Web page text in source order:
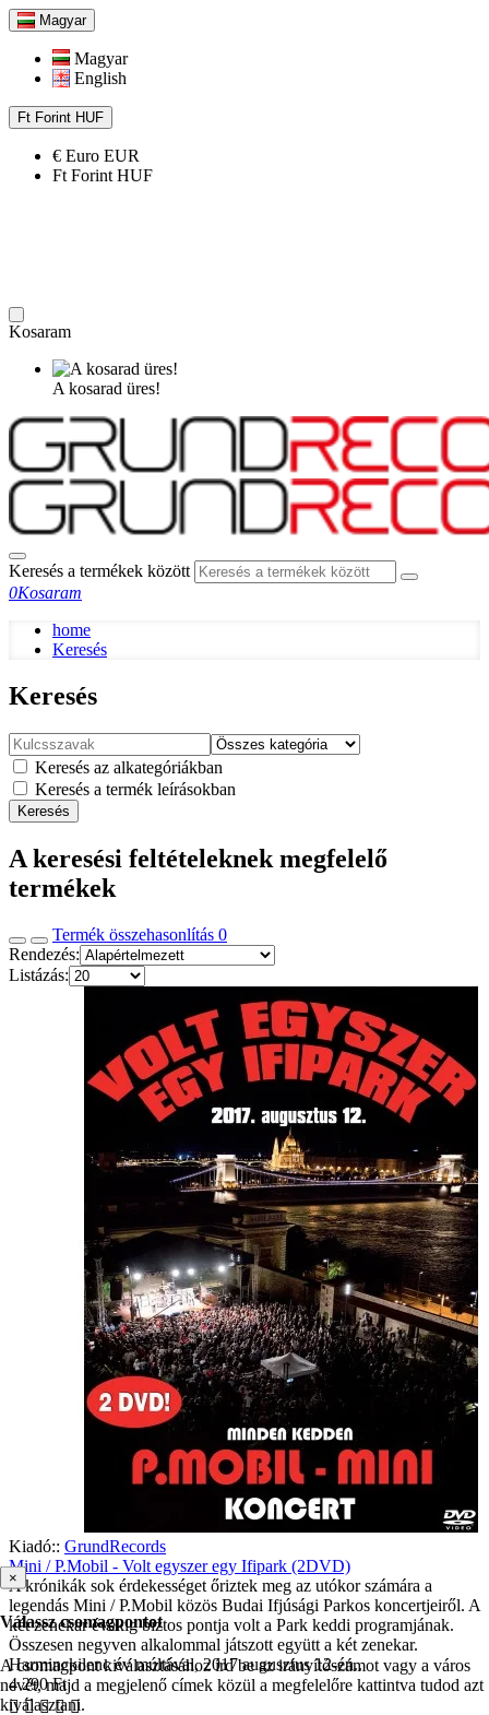
Magyar
Magyar
English
Ft Forint HUF
€ Euro EUR
Ft Forint HUF
Kosaram
A kosarad üres!
Keresés a termékek között
0Kosaram
home
Keresés
Keresés
Keresés az alkategóriákban
Keresés a termék leírásokban
Keresés
A keresési feltételeknek megfelelő
termékek
Termék összehasonlítás 0
Rendezés:
Listázás:
Kiadó:: GrundRecords
Mini / P.Mobil - Volt egyszer egy Ifipark (2DVD)
A krónikák sok érdekességet őriztek meg az utókor számára a
legendás Mini / P.Mobil közös Budai Ifjúsági Parkos koncertjeiről. A
két zenekar évekig biztos pontja volt a Park keddi programjának.
Összesen negyven alkalommal játszott együtt a két zenekar.
Harminckilenc év múltával, 2017 augusztus 12-én..
4 290 Ft
×
Válassz csomagpontot
A csomagpont kiválasztásához írd be az irányítószámot vagy a város
nevét, majd a megjelenő címek közül a megfelelőre kattintva tudod azt
kiválasztani.